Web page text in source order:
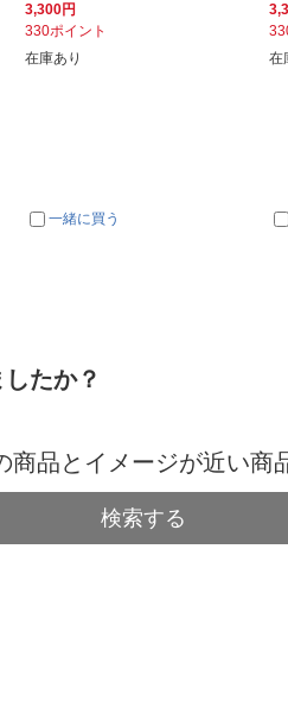
3,300円
330ポイント
在庫あり
一緒に買う
在
たか？
商品とイメージが近い商
検索する